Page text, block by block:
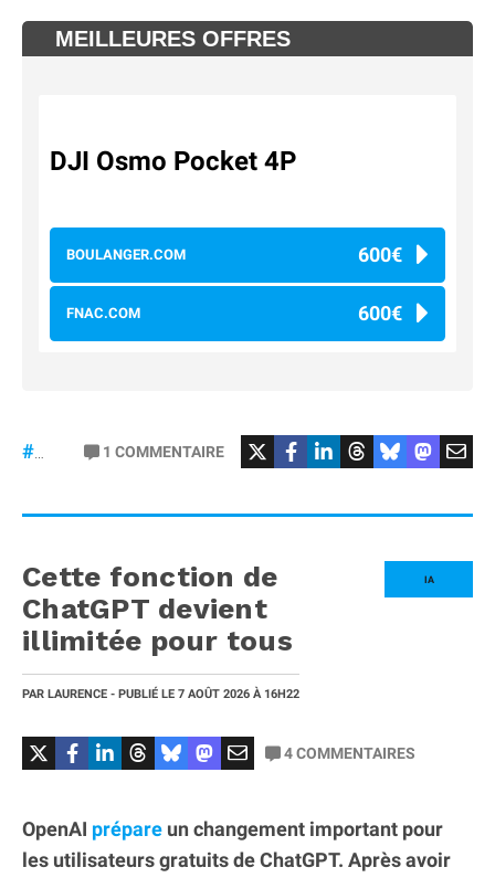
MEILLEURES OFFRES
DJI Osmo Pocket 4P
BOULANGER.COM 600€
FNAC.COM 600€
#osmopocket4P
1 COMMENTAIRE
IA
Cette fonction de
ChatGPT devient
illimitée pour tous
PAR LAURENCE - PUBLIÉ LE 7 AOÛT 2026 À 16H22
4COMMENTAIRES
OpenAI prépare un changement important pour
les utilisateurs gratuits de ChatGPT. Après avoir